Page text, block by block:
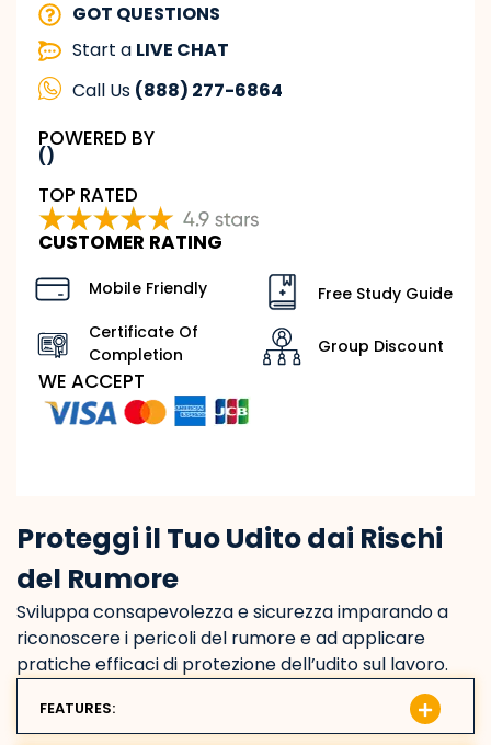
Proteggi il Tuo Udito dai Rischi
del Rumore
Sviluppa consapevolezza e sicurezza imparando a
riconoscere i pericoli del rumore e ad applicare
pratiche efficaci di protezione dell’udito sul lavoro.
FEATURES:
GOT QUESTIONS
Start a LIVE CHAT
Call Us (888) 277-6864
POWERED BY
()
TOP RATED
CUSTOMER RATING
Mobile Friendly
Certificate Of
Completion
Free Study Guide
Group Discount
WE ACCEPT